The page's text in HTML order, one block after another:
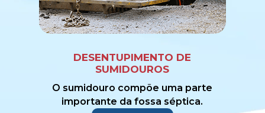
DESENTUPIMENTO DE
SUMIDOUROS
O sumidouro compõe uma parte
importante da fossa séptica.